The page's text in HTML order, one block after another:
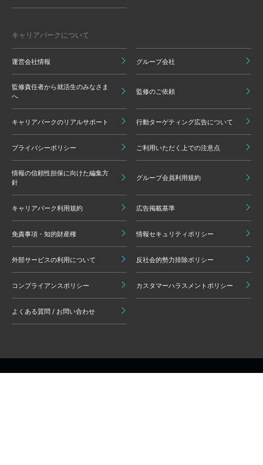
キャリアパークについて
運営会社情報 グループ会社
監修責任者から就活生のみなさま
へ
監修のご依頼
キャリアパークのリアルサポート 行動ターゲティング広告について
プライバシーポリシー ご利用いただく上での注意点
情報の信頼性担保に向けた編集方
針
グループ会員利用規約
キャリアパーク利用規約 広告掲載基準
免責事項・知的財産権 情報セキュリティポリシー
外部サービスの利用について 反社会的勢力排除ポリシー
コンプライアンスポリシー カスタマーハラスメントポリシー
よくある質問 / お問い合わせ